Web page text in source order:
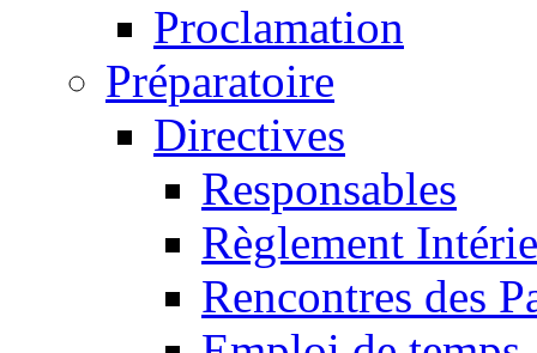
Proclamation
Préparatoire
Directives
Responsables
Règlement
Rencontres des